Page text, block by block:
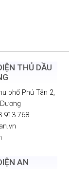
THỦ DẦU
phố Phú Tân 2,
913 768
AN